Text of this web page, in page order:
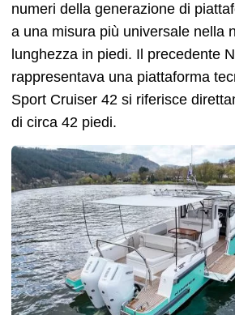
numeri della generazione di
a una misura più universale nella
lunghezza in piedi. Il precedente
rappresentava una piattaforma
Sport Cruiser 42 si riferisce
di circa 42 piedi.